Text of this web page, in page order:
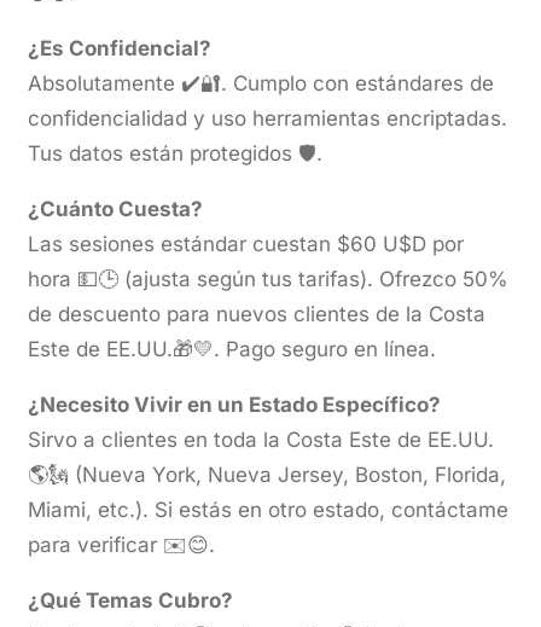
¿Es Confidencial?
Absolutamente ✔️🔐. Cumplo con estándares de
confidencialidad y uso herramientas encriptadas.
Tus datos están protegidos 🛡️.
¿Cuánto Cuesta?
Las sesiones estándar cuestan $60 U$D por
hora 💵🕒 (ajusta según tus tarifas). Ofrezco 50%
de descuento para nuevos clientes de la Costa
Este de EE.UU.🎁💛. Pago seguro en línea.
¿Necesito Vivir en un Estado Específico?
Sirvo a clientes en toda la Costa Este de EE.UU.
🌎🗽 (Nueva York, Nueva Jersey, Boston, Florida,
Miami, etc.). Si estás en otro estado, contáctame
para verificar ✉️😊.
¿Qué Temas Cubro?